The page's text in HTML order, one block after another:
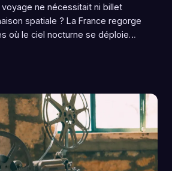
ne nécessitait ni billet
spatiale ? La France regorge
où le ciel nocturne se déploie
véritable odyssée intérieure.